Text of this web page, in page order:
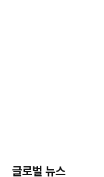
글로벌 뉴스